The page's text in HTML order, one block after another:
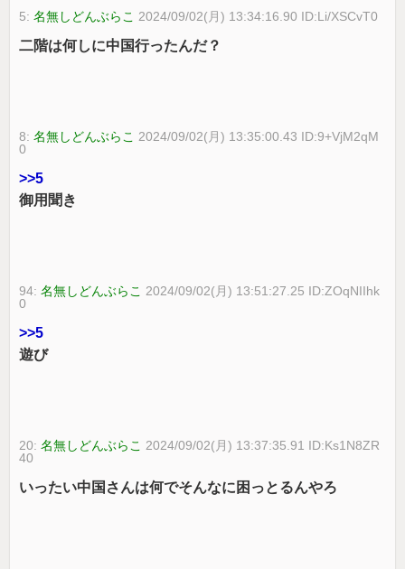
5:名無しどんぶらこ 2024/09/02(月) 13:34:16.90 ID:Li/XSCvT0
二階は何しに中国行ったんだ？
8:名無しどんぶらこ 2024/09/02(月) 13:35:00.43 ID:9+VjM2qM
0
>>5
御用聞き
94:名無しどんぶらこ 2024/09/02(月) 13:51:27.25 ID:ZOqNIIhk
0
>>5
遊び
20:名無しどんぶらこ 2024/09/02(月) 13:37:35.91 ID:Ks1N8ZR
40
いったい中国さんは何でそんなに困っとるんやろ